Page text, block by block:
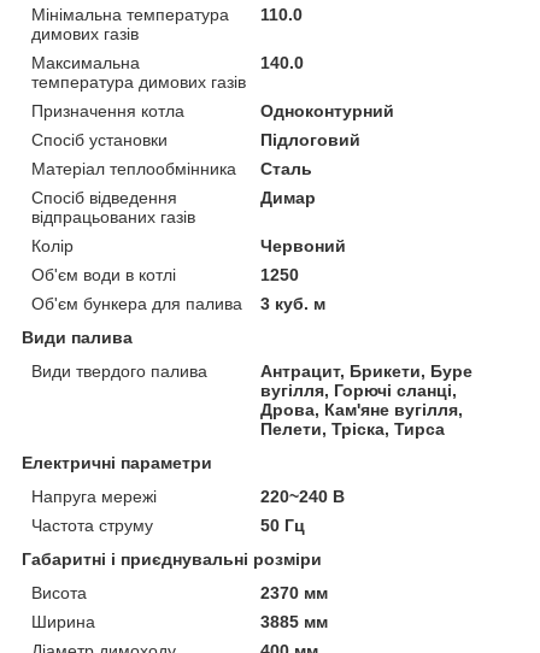
Мінімальна температура
димових газів
110.0
Максимальна
температура димових газів
140.0
Призначення котла
Одноконтурний
Спосіб установки
Підлоговий
Матеріал теплообмінника
Сталь
Спосіб відведення
відпрацьованих газів
Димар
Колір
Червоний
Об'єм води в котлі
1250
Об'єм бункера для палива
3 куб. м
Види палива
Види твердого палива
Антрацит, Брикети, Буре
вугілля, Горючі сланці,
Дрова, Кам'яне вугілля,
Пелети, Тріска, Тирса
Електричні параметри
Напруга мережі
220~240 В
Частота струму
50 Гц
Габаритні і приєднувальні розміри
Висота
2370 мм
Ширина
3885 мм